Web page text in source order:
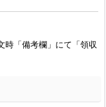
時「備考欄」にて「領収